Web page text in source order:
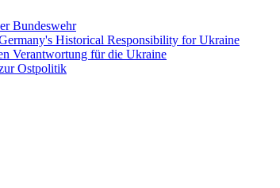
Bundeswehr
Historical Responsibility for Ukraine
Verantwortung für die Ukraine
Ostpolitik